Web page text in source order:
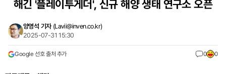
해긴 '플레이투게더', 신규 해양 생태 연구소 오픈
양영석 기자 (Lavii@inven.co.kr)
2025-07-31 15:30
Google 선호 출처 추가 0 0